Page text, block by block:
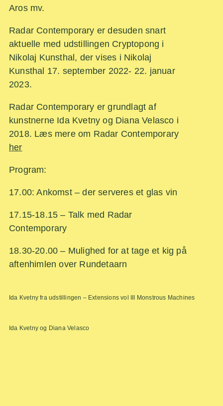
Aros mv.
Radar Contemporary er desuden snart
aktuelle med udstillingen Cryptopong i
Nikolaj Kunsthal, der vises i Nikolaj
Kunsthal 17. september 2022- 22. januar
2023.
Radar Contemporary er grundlagt af
kunstnerne Ida Kvetny og Diana Velasco i
2018. Læs mere om Radar Contemporary
her
Program:
17.00: Ankomst – der serveres et glas vin
17.15-18.15 – Talk med Radar
Contemporary
18.30-20.00 – Mulighed for at tage et kig på
aftenhimlen over Rundetaarn
Ida Kvetny fra udstillingen – Extensions vol III Monstrous Machines
Ida Kvetny og Diana Velasco